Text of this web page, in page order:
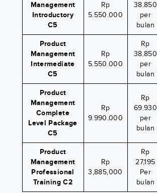
Management
Introductory
C5
Rp
5.550.000
38.850
per
bulan
Product
Management
Intermediate
C5
Rp
5.550.000
Rp
38.850
per
bulan
Product
Management
Complete
Level Package
C5
Rp
9.990.000
Rp
69.930
per
bulan
Product
Management
Professional
Training C2
Rp
3,885,000
Rp
27,195
Per
bulan